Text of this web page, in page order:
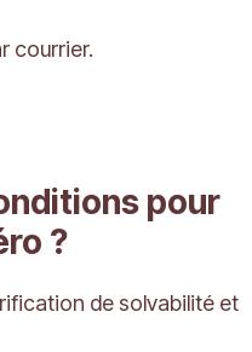
courrier.
pour
?
de solvabilité et